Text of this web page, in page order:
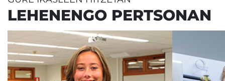
LEHENENGO PERTSONAN